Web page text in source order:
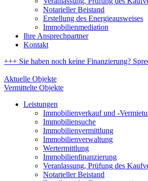
Notarieller Beistand
Erstellung des Energieausweises
Immobilienmediation
Ihre Ansprechpartner
Kontakt
+++ Sie haben noch keine Finanzierung?
Aktuelle Objekte
Vermittelte Objekte
Leistungen
Immobilienverkauf und -
Immobiliensuche
Immobilienvermittlung
Immobilienverwaltung
Wertermittlung
Immobilienfinanzierung
Veranlassung, Prüfung des
Notarieller Beistand